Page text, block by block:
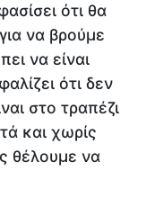
ότι θα
για να βρούμε
να είναι
ότι δεν
στο τραπέζι
και χωρίς
θέλουμε να